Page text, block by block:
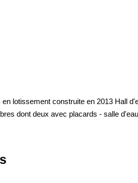
lotissement construite en 2013 Hall
dont deux avec placards - salle